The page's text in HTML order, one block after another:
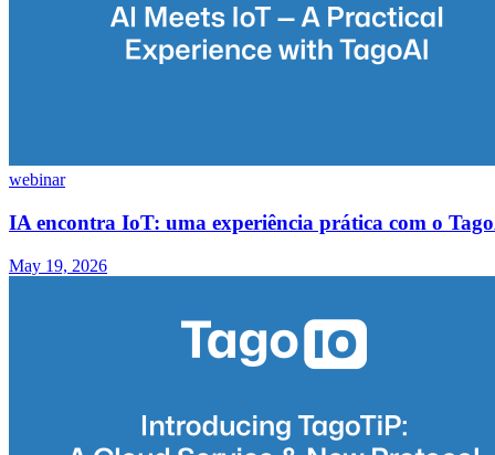
webinar
IA encontra IoT: uma experiência prática com o
May 19, 2026